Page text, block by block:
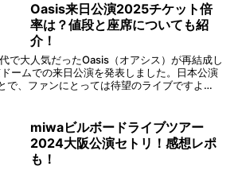
Oasis来日公演2025チケット倍
率は？値段と座席についても紹
介！
で大人気だったOasis（オアシス）が再結成し
ームでの来日公演を発表しました。日本公演
で、ファンにとっては待望のライブですよ
miwaビルボードライブツアー
2024大阪公演セトリ！感想レポ
も！